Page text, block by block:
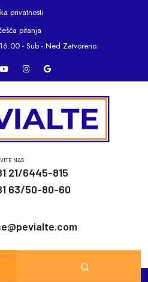
privatnosti
pitanja
- Sub - Ned Zatvoreno.
NAS
21/6445-815
63/50-80-60